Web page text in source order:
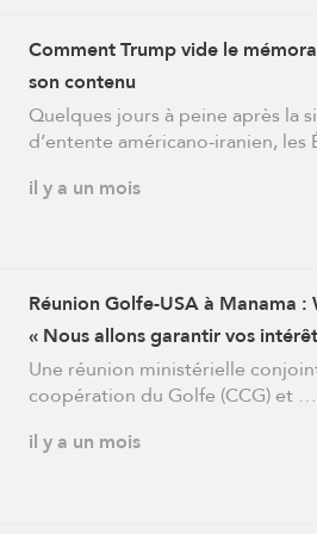
Comment Trump vide le
son contenu
Quelques jours à peine après la
d’entente américano-iranien,
il y a un mois
Réunion Golfe-USA à Manama
« Nous allons garantir vos
Une réunion ministérielle
coopération du Golfe (CCG) et …
il y a un mois